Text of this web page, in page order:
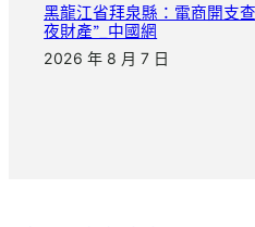
黑龍江省拜泉縣：電商開支
夜財產”_中國網
2026 年 8 月 7 日